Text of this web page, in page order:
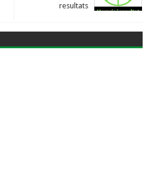
resultats